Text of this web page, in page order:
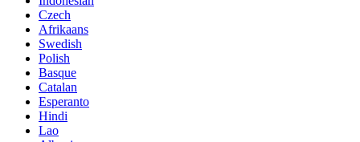
Czech
Afrikaans
Swedish
Polish
Basque
Catalan
Esperanto
Hindi
Lao